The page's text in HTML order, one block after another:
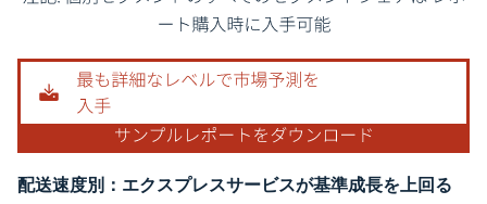
画像 © Mordor Intelligence。再利用にはCC BY 4.0の表示が必要です。
配送速度別：エクスプレスサービスが基準成長を上回る